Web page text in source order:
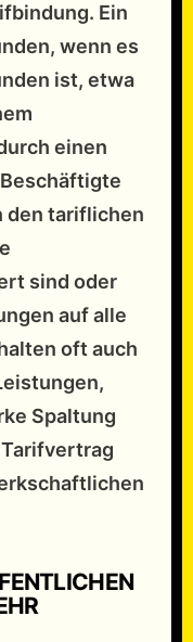
Ein
wenn es
ist, etwa
einen
den tariflichen
sind oder
auf alle
oft auch
Spaltung